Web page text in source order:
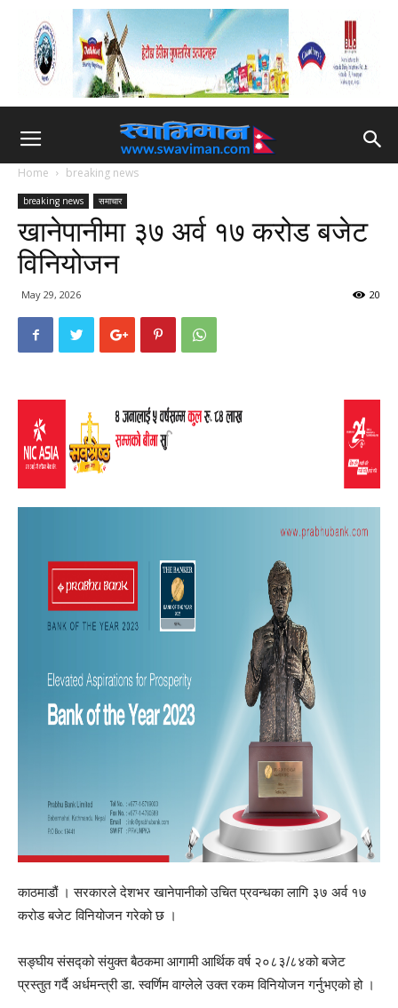
Home breaking news
breaking news समाचार
खानेपानीमा ३७ अर्व १७ करोड बजेट
विनियोजन
May 29, 2026 20
काठमाडौं । सरकारले देशभर खानेपानीको उचित प्रवन्धका लागि ३७ अर्व १७
करोड बजेट विनियोजन गरेको छ ।
सङ्घीय संसद्को संयुक्त बैठकमा आगामी आर्थिक वर्ष २०८३/८४को बजेट
प्रस्तुत गर्दै अर्धमन्त्री डा. स्वर्णिम वाग्लेले उक्त रकम विनियोजन गर्नुभएको हो ।